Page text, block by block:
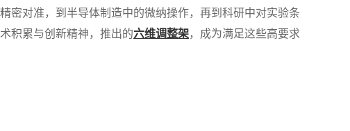
密对准，到半导体制造中的微纳操作，再到科研中对实验条
积累与创新精神，推出的六维调整架，成为满足这些高要求